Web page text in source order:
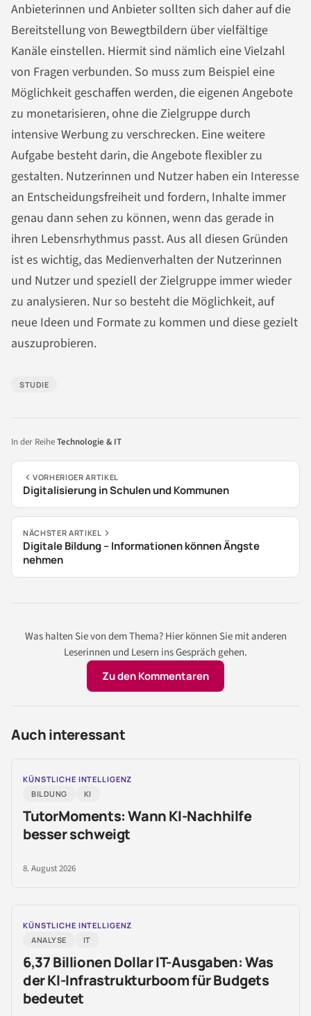
Anbieterinnen und Anbieter sollten sich daher auf die
Bereitstellung von Bewegtbildern über vielfältige
Kanäle einstellen. Hiermit sind nämlich eine Vielzahl
von Fragen verbunden. So muss zum Beispiel eine
Möglichkeit geschaffen werden, die eigenen Angebote
zu monetarisieren, ohne die Zielgruppe durch
intensive Werbung zu verschrecken. Eine weitere
Aufgabe besteht darin, die Angebote flexibler zu
gestalten. Nutzerinnen und Nutzer haben ein Interesse
an Entscheidungsfreiheit und fordern, Inhalte immer
genau dann sehen zu können, wenn das gerade in
ihren Lebensrhythmus passt. Aus all diesen Gründen
ist es wichtig, das Medienverhalten der Nutzerinnen
und Nutzer und speziell der Zielgruppe immer wieder
zu analysieren. Nur so besteht die Möglichkeit, auf
neue Ideen und Formate zu kommen und diese gezielt
auszuprobieren.
STUDIE
In der ReiheTechnologie & IT
VORHERIGER ARTIKEL
Digitalisierung in Schulen und Kommunen
NÄCHSTER ARTIKEL
Digitale Bildung – Informationen können Ängste
nehmen
Was halten Sie von dem Thema? Hier können Sie mit anderen
Leserinnen und Lesern ins Gespräch gehen.
Zu den Kommentaren
Auch interessant
KÜNSTLICHE INTELLIGENZ
BILDUNG
KI
TutorMoments: Wann KI-Nachhilfe
besser schweigt
8. August 2026
KÜNSTLICHE INTELLIGENZ
ANALYSE
IT
6,37 Billionen Dollar IT-Ausgaben: Was
der KI-Infrastrukturboom für Budgets
bedeutet